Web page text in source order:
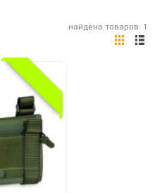
найдено товаров: 1